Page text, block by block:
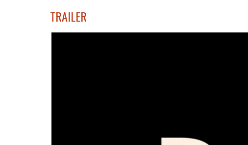
TRAILER